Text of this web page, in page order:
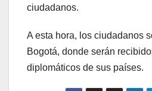
ciudadanos.
A esta hora, los ciudadanos
Bogotá, donde serán
diplomáticos de sus países.